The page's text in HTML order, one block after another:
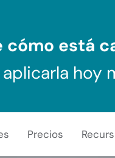
cómo está
hoy
Precios